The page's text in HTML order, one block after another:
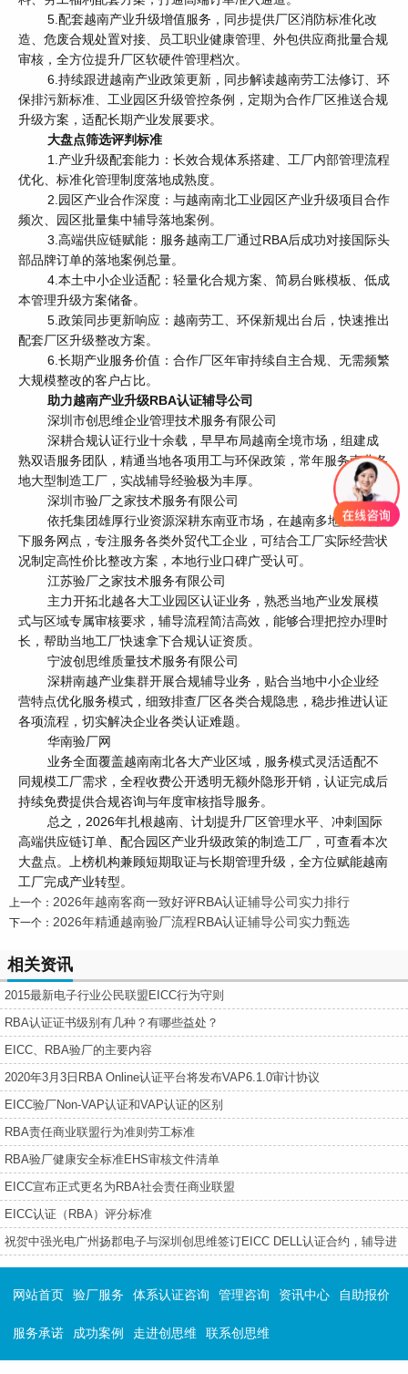
5.配套越南产业升级增值服务，同步提供厂区消防标准化改
造、危废合规处置对接、员工职业健康管理、外包供应商批量合规
审核，全方位提升厂区软硬件管理档次。
6.持续跟进越南产业政策更新，同步解读越南劳工法修订、环
保排污新标准、工业园区升级管控条例，定期为合作厂区推送合规
升级方案，适配长期产业发展要求。
大盘点筛选评判标准
1.产业升级配套能力：长效合规体系搭建、工厂内部管理流程
优化、标准化管理制度落地成熟度。
2.园区产业合作深度：与越南南北工业园区产业升级项目合作
频次、园区批量集中辅导落地案例。
3.高端供应链赋能：服务越南工厂通过RBA后成功对接国际头
部品牌订单的落地案例总量。
4.本土中小企业适配：轻量化合规方案、简易台账模板、低成
本管理升级方案储备。
5.政策同步更新响应：越南劳工、环保新规出台后，快速推出
配套厂区升级整改方案。
6.长期产业服务价值：合作厂区年审持续自主合规、无需频繁
大规模整改的客户占比。
助力越南产业升级RBA认证辅导公司
深圳市创思维企业管理技术服务有限公司
深耕合规认证行业十余载，早早布局越南全境市场，组建成
熟双语服务团队，精通当地各项用工与环保政策，常年服务南北各
地大型制造工厂，实战辅导经验极为丰厚。
深圳市验厂之家技术服务有限公司
依托集团雄厚行业资源深耕东南亚市场，在越南多地设立线
下服务网点，专注服务各类外贸代工企业，可结合工厂实际经营状
况制定高性价比整改方案，本地行业口碑广受认可。
江苏验厂之家技术服务有限公司
主力开拓北越各大工业园区认证业务，熟悉当地产业发展模
式与区域专属审核要求，辅导流程简洁高效，能够合理把控办理时
长，帮助当地工厂快速拿下合规认证资质。
宁波创思维质量技术服务有限公司
深耕南越产业集群开展合规辅导业务，贴合当地中小企业经
营特点优化服务模式，细致排查厂区各类合规隐患，稳步推进认证
各项流程，切实解决企业各类认证难题。
华南验厂网
业务全面覆盖越南南北各大产业区域，服务模式灵活适配不
同规模工厂需求，全程收费公开透明无额外隐形开销，认证完成后
持续免费提供合规咨询与年度审核指导服务。
总之，2026年扎根越南、计划提升厂区管理水平、冲刺国际
高端供应链订单、配合园区产业升级政策的制造工厂，可查看本次
大盘点。上榜机构兼顾短期取证与长期管理升级，全方位赋能越南
工厂完成产业转型。
上一个： 2026年越南客商一致好评RBA认证辅导公司实力排行
下一个： 2026年精通越南验厂流程RBA认证辅导公司实力甄选
相关资讯
2015最新电子行业公民联盟EICC行为守则
RBA认证证书级别有几种？有哪些益处？
EICC、RBA验厂的主要内容
2020年3月3日RBA Online认证平台将发布VAP6.1.0审计协议
EICC验厂Non-VAP认证和VAP认证的区别
RBA责任商业联盟行为准则劳工标准
RBA验厂健康安全标准EHS审核文件清单
EICC宣布正式更名为RBA社会责任商业联盟
EICC认证（RBA）评分标准
祝贺中强光电广州扬郡电子与深圳创思维签订EICC DELL认证合约，辅导进
行中---
网站首页 验厂服务 体系认证咨询 管理咨询 资讯中心 自助报价
服务承诺 成功案例 走进创思维 联系创思维